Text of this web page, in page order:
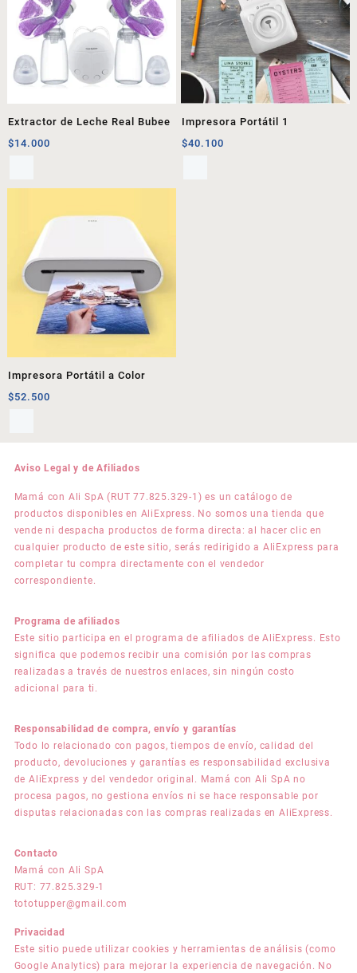
Extractor de Leche Real Bubee
$14.000
Impresora Portátil 1
$40.100
Impresora Portátil a Color
$52.500
Aviso Legal y de Afiliados
Mamá con Ali SpA (RUT 77.825.329-1) es un catálogo de
productos disponibles en AliExpress. No somos una tienda que
vende ni despacha productos de forma directa: al hacer clic en
cualquier producto de este sitio, serás redirigido a AliExpress para
completar tu compra directamente con el vendedor
correspondiente.
Programa de afiliados
Este sitio participa en el programa de afiliados de AliExpress. Esto
significa que podemos recibir una comisión por las compras
realizadas a través de nuestros enlaces, sin ningún costo
adicional para ti.
Responsabilidad de compra, envío y garantías
Todo lo relacionado con pagos, tiempos de envío, calidad del
producto, devoluciones y garantías es responsabilidad exclusiva
de AliExpress y del vendedor original. Mamá con Ali SpA no
procesa pagos, no gestiona envíos ni se hace responsable por
disputas relacionadas con las compras realizadas en AliExpress.
Contacto
Mamá con Ali SpA
RUT: 77.825.329-1
tototupper@gmail.com
Privacidad
Este sitio puede utilizar cookies y herramientas de análisis (como
Google Analytics) para mejorar la experiencia de navegación. No